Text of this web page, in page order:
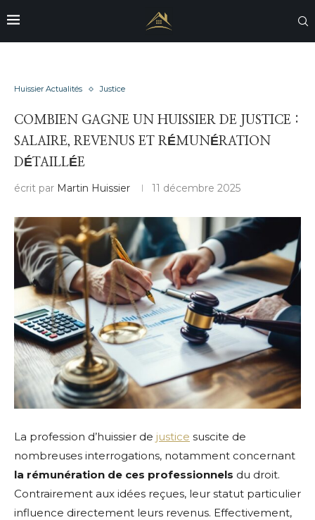
Huissier Actualités Justice
COMBIEN GAGNE UN HUISSIER DE JUSTICE :
SALAIRE, REVENUS ET RÉMUNÉRATION
DÉTAILLÉE
écrit par Martin Huissier 11 décembre 2025
La profession d’huissier de justice suscite de
nombreuses interrogations, notamment concernant
la rémunération de ces professionnels du droit.
Contrairement aux idées reçues, leur statut particulier
influence directement leurs revenus. Effectivement,